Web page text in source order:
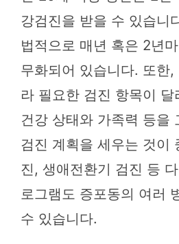
강검진을 받을 수 있습니
법적으로 매년 혹은 2년
무화되어 있습니다. 또한
라 필요한 검진 항목이 달
건강 상태와 가족력 등을
검진 계획을 세우는 것이
진, 생애전환기 검진 등
로그램도 증포동의 여러
수 있습니다.